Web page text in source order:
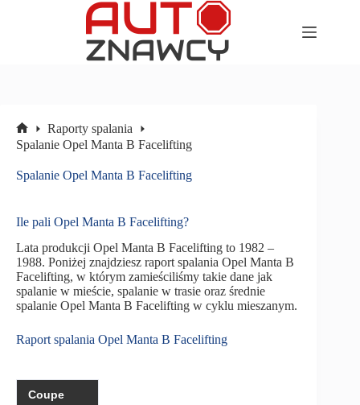
Strona
główna
Raporty spalania
Spalanie Opel Manta B Facelifting
Spalanie Opel Manta B Facelifting
Ile pali Opel Manta B Facelifting?
Lata produkcji Opel Manta B Facelifting to 1982 –
1988. Poniżej znajdziesz raport spalania Opel Manta B
Facelifting, w którym zamieściliśmy takie dane jak
spalanie w mieście, spalanie w trasie oraz średnie
spalanie Opel Manta B Facelifting w cyklu mieszanym.
Raport spalania Opel Manta B Facelifting
Coupe